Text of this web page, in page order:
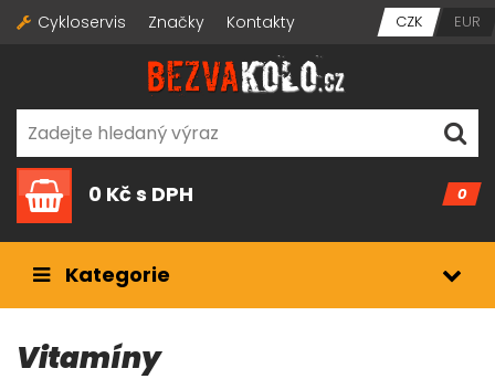
Cykloservis Značky Kontakty CZK EUR
0
0 Kčs DPH
Kategorie
Vitamíny